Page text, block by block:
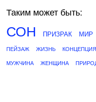
Таким может быть:
СОН ПРИЗРАК МИР
ПЕЙЗАЖ ЖИЗНЬ КОНЦЕПЦИЯ
МУЖЧИНА ЖЕНЩИНА